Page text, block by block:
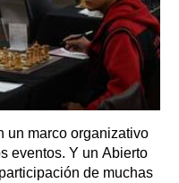
un marco organizativo
eventos. Y un Abierto
de muchas